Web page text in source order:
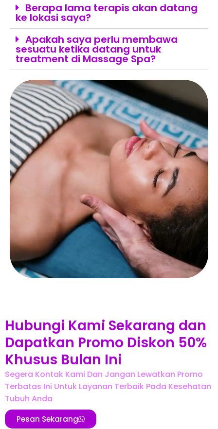
Berapa lama terapis akan datang
ke lokasi saya?
Apakah saya perlu membawa
sesuatu ketika datang untuk
treatment di Massage Spa?
Hubungi Kami Sekarang dan
Dapatkan Promo Diskon 50%
Khusus Bulan Ini
Segera Kontak Kami Dan Jangan Lewatkan Promo
Terbatas Ini Untuk Layanan Terbaik Pada Kesehatan
Tubuh Anda
Pesan Sekarang